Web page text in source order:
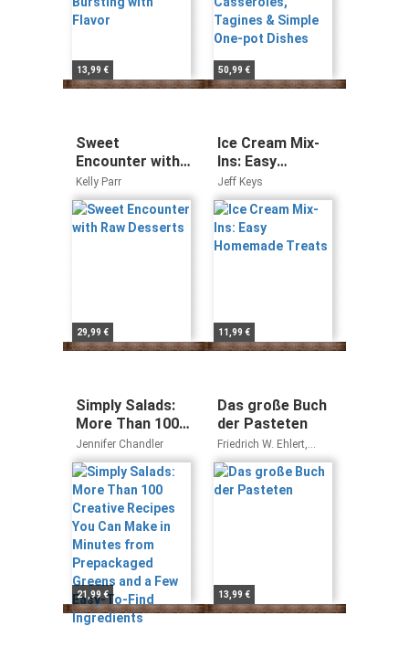
13,99 € 50,99 €
Sweet
Encounter with
Raw Desserts
Kelly Parr
29,99 €
Ice Cream Mix-
Ins: Easy
Homemade
Treats
Jeff Keys
11,99 €
Simply Salads:
More Than 100
Creative Recipes
You Can Make in
Minutes from
Prepackaged
Greens and a
Few Easy-To-
Find Ingredients
Jennifer Chandler
21,99 €
Das große Buch
der Pasteten
Friedrich W. Ehlert,
Edouard Longue,
Michael Raffael, Frank
Wesel, Hannelore
13,99 €